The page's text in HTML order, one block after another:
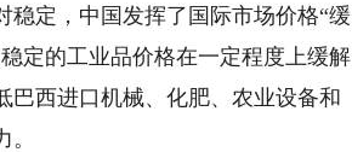
定，中国发挥了国际市场价格“缓
定的工业品价格在一定程度上缓解
巴西进口机械、化肥、农业设备和